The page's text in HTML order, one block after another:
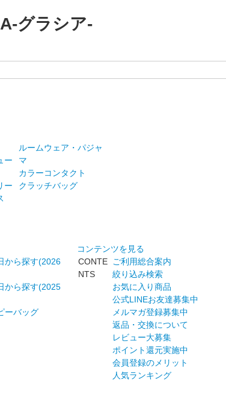
グラシア-
ー
ー
ルームウェア・パジャ
マ
カラーコンタクト
クラッチバッグ
から探す(2026
から探す(2025
ーバッグ
コンテンツを見る
CONTE
NTS
ご利用総合案内
絞り込み検索
お気に入り商品
公式LINEお友達募集中
メルマガ登録募集中
返品・交換について
レビュー大募集
ポイント還元実施中
会員登録のメリット
人気ランキング